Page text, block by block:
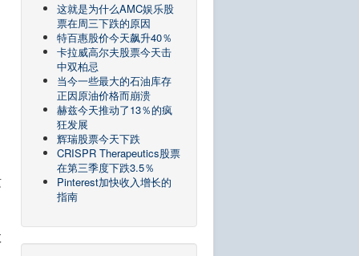
这就是为什么AMC娱乐股
票在周三下跌的原因
特百惠股价今天飙升40％
卡拉威高尔夫股票今天击
中双柏忌
当今一些最大的石油库存
正因原油价格而崩溃
赫兹今天推动了13％的疯
狂发展
辉瑞股票今天下跌
CRISPR Therapeutics股票
在第三季度下跌3.5％
Pinterest加快收入增长的
指南